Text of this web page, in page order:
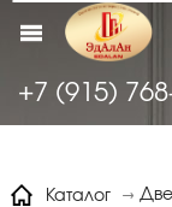
+7 (915)
Каталог